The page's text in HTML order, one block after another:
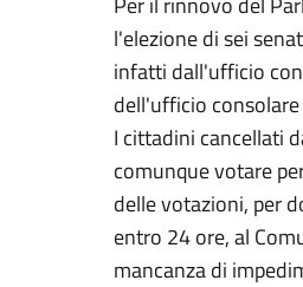
l'elezione di sei
infatti dall'ufficio
dell'ufficio
I cittadini cancellati
comunque votare
delle votazioni, per
entro 24 ore, al
mancanza di